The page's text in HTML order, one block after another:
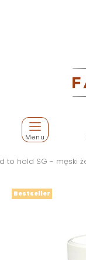
Menu
to hold SG - męski
Bestseller